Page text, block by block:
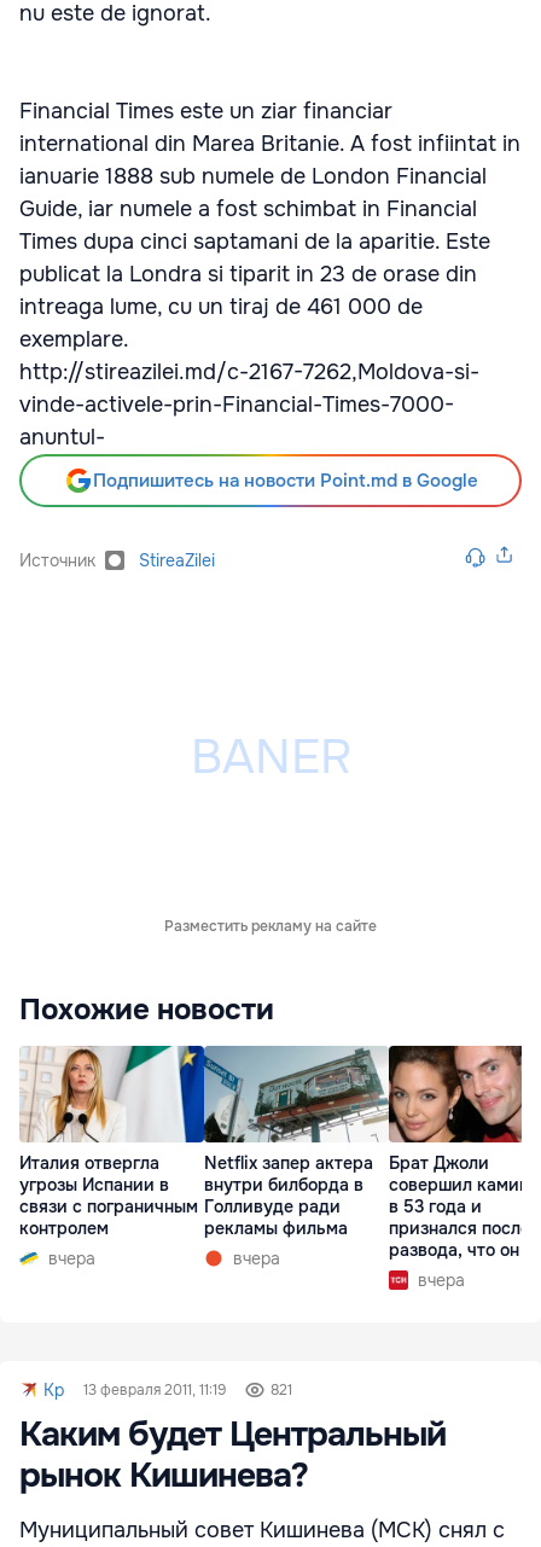
nu este de ignorat.
Financial Times este un ziar financiar
international din Marea Britanie. A fost infiintat in
ianuarie 1888 sub numele de London Financial
Guide, iar numele a fost schimbat in Financial
Times dupa cinci saptamani de la aparitie. Este
publicat la Londra si tiparit in 23 de orase din
intreaga lume, cu un tiraj de 461 000 de
exemplare.
http://stireazilei.md/c-2167-7262,Moldova-si-
vinde-activele-prin-Financial-Times-7000-
anuntul-
Подпишитесь на новости Point.md в Google
Источник StireaZilei
Разместить рекламу на сайте
Похожие новости
Италия отвергла
угрозы Испании в
связи с пограничным
контролем
вчера
Netflix запер актера
внутри билборда в
Голливуде ради
рекламы фильма
вчера
Брат Джоли
совершил
в 53 года и
признался после
развода, что он
вчера
Kp 13 февраля 2011, 11:19 821
Каким будет Центральный
рынок Кишинева?
Муниципальный совет Кишинева (МСК) снял с